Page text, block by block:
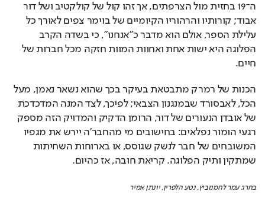
ה־19 בחזית מול הצרפתים, אך זהו קול של קולקטיב ושל דור
אבוד; קורותיו והרהוריו הקיומיים של בוימר צפים לאורך כל
עלילת הספר, אולם הוא מדבר כ"אנחנו", כי בשדה הקרב
הפלוגה היא ישות אחת ואחוות המוות חזקה מכל חברות של
חיים.
הכנות של רמרק מתבטאת בעיקר בכך שהוא נשאר נאמן, מעל
הכל, לאבסורד שבמנגנון הצבאי; לפיכך, לצד המנה המדכדכת
של אובדן הנעורים של דור, הרומן הדקיק והמדויק הזה מספק
רגעי הומור נפלאים: בחישובים מי מהחבר'ה יירש את מגפיו
המשובחים של חבר לנשק שגוסס, או בארוחות השחיתות
שמתקין ותיק הפלוגה. קריאת חובה, אז כהיום.
בחרו: עמר לחמנוביץ, נטע הלפרין, יונתן אמיר